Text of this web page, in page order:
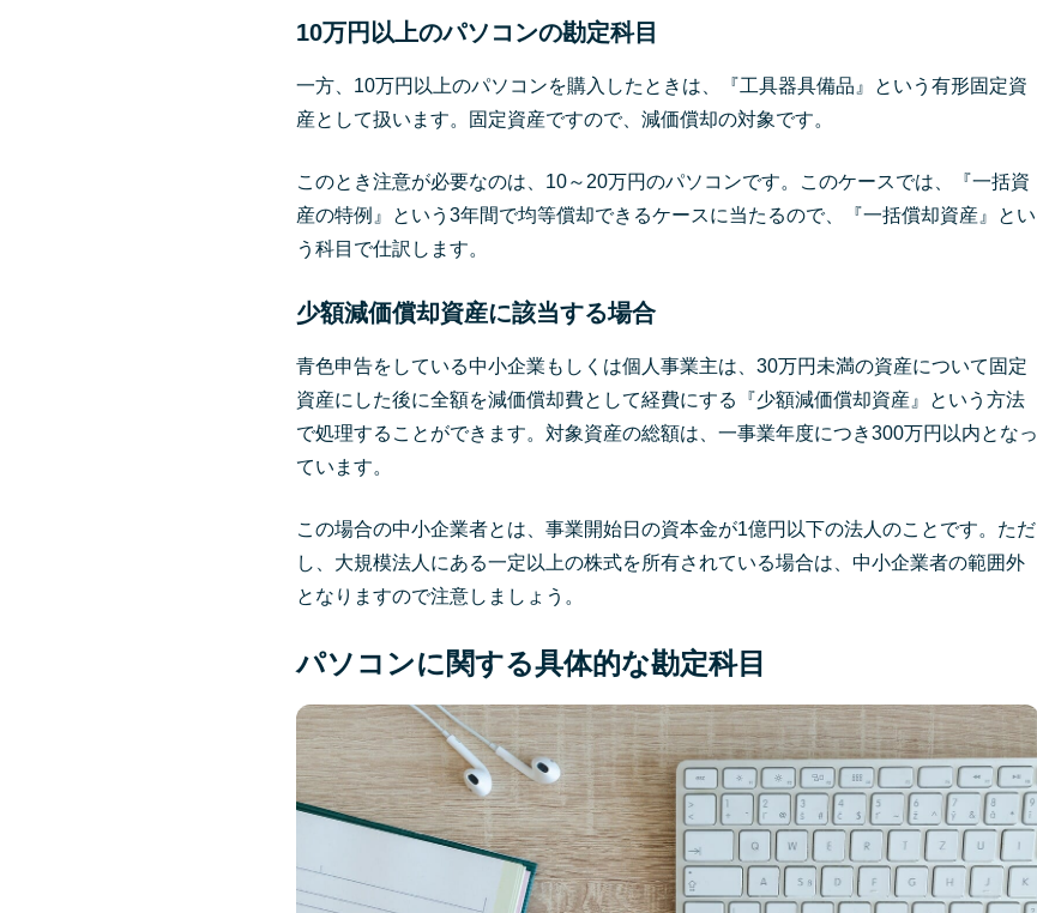
10万円以上のパソコンの勘定科目
一方、10万円以上のパソコンを購入したときは、『工具器具備品』という有形固定資
産として扱います。固定資産ですので、減価償却の対象です。
このとき注意が必要なのは、10～20万円のパソコンです。このケースでは、『一括資
産の特例』という3年間で均等償却できるケースに当たるので、『一括償却資産』とい
う科目で仕訳します。
少額減価償却資産に該当する場合
青色申告をしている中小企業もしくは個人事業主は、30万円未満の資産について固定
資産にした後に全額を減価償却費として経費にする『少額減価償却資産』という方法
で処理することができます。対象資産の総額は、一事業年度につき300万円以内となっ
ています。
この場合の中小企業者とは、事業開始日の資本金が1億円以下の法人のことです。ただ
し、大規模法人にある一定以上の株式を所有されている場合は、中小企業者の範囲外
となりますので注意しましょう。
パソコンに関する具体的な勘定科目